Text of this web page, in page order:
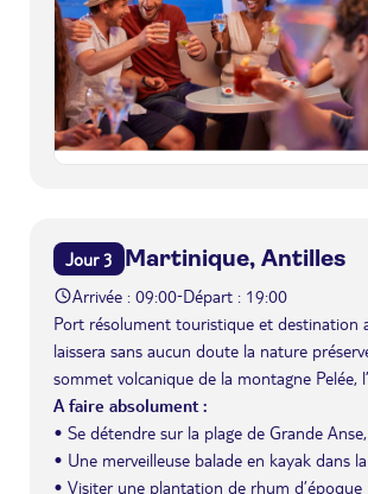
Jour 3 Martinique, Antilles
Arrivée : 09:00-Départ : 19:00
Port résolument touristique et destination
laissera sans aucun doute la nature
sommet volcanique de la montagne Pelée,
A faire absolument :
• Se détendre sur la plage de Grande
• Une merveilleuse balade en kayak dans
• Visiter une plantation de rhum d’époque